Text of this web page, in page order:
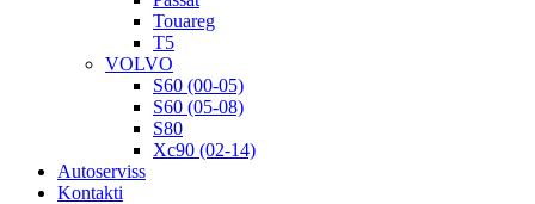
Touareg
T5
VOLVO
S60 (00-05)
S60 (05-08)
S80
Xc90 (02-14)
Autoserviss
Kontakti